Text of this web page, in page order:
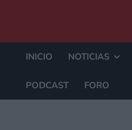
INICIO NOTICIAS
PODCAST FORO